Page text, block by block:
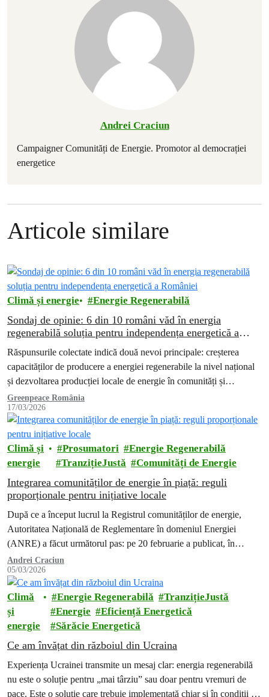
Andrei Craciun
Campaigner Comunități de Energie. Promotor al democrației
energetice
Articole similare
Climă și energie Energie Regenerabilă
Sondaj de opinie: 6 din 10 români văd în energia
regenerabilă soluția pentru independența energetică a
Răspunsurile colectate indică două nevoi principale: creșterea
capacităților de producere a energiei regenerabile la nivel național
și dezvoltarea producției locale de energie în comunități și
gospodării.
Greenpeace România
17/03/2026
Climă și
energie
Prosumatori
Energie Regenerabilă
TranzițieJustă
Comunități de Energie
Integrarea comunităților de energie în piață: reguli
proporționale pentru inițiative locale
După ce a început lucrul la Registrul comunităților de energie,
Autoritatea Națională de Reglementare în domeniul Energiei
(ANRE) a făcut următorul pas: pe 20 februarie a publicat, în
dezbatere publică,…
Andrei Craciun
05/03/2026
Climă
și
energie
Energie Regenerabilă
TranzițieJustă
Energie
Eficiență Energetică
Sărăcie Energetică
Ce am învățat din războiul din Ucraina
Experiența Ucrainei transmite un mesaj clar: energia regenerabilă
nu este o soluție pentru „mai târziu” sau doar pentru vremuri de
pace. Este o soluție care trebuie implementată chiar și în condiții de